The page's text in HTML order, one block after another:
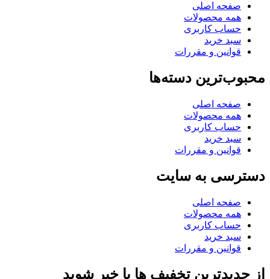
صفحه اصلی
همه محصولات
حساب کاربری
سبد خرید
قوانین و مقررات
محبوب‌ترین دسته‌ها
صفحه اصلی
همه محصولات
حساب کاربری
سبد خرید
قوانین و مقررات
دسترسی به سایت
صفحه اصلی
همه محصولات
حساب کاربری
سبد خرید
قوانین و مقررات
از جدیدترین تخفیف ها با خبر شوید